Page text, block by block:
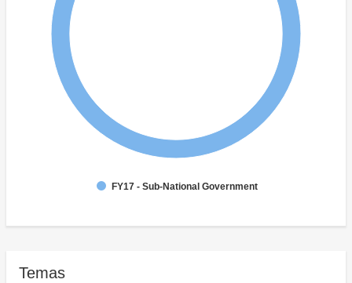
FY17 - Sub-National Government
Temas